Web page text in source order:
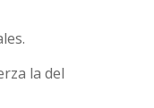
la del